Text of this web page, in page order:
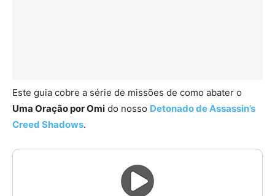
Este guia cobre a série de missões de como abater o
Uma Oração por Omi do nosso Detonado de Assassin’s
Creed Shadows.